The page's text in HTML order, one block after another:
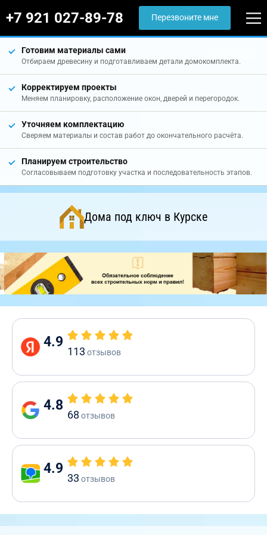
+7 921 027-89-78 Перезвоните мне
Готовим материалы сами
Отбираем древесину и подготавливаем детали домокомплекта.
Корректируем проекты
Меняем планировку, расположение окон, дверей и перегородок.
Уточняем комплектацию
Сверяем материалы и состав работ до окончательного расчёта.
Планируем строительство
Согласовываем подготовку участка и последовательность этапов.
Дома под ключ в Курске
4.9
113 отзывов
4.8
68 отзывов
4.9
33 отзывов